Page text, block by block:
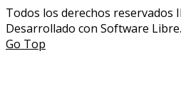
Todos los derechos reservados
Desarrollado con Software Libre.
Go Top